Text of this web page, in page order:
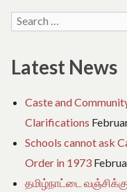
a
d
Search
Latest News
Caste and
Clarifications
Schools cannot ask
Order in 1973
தமிழ்நாட்டை